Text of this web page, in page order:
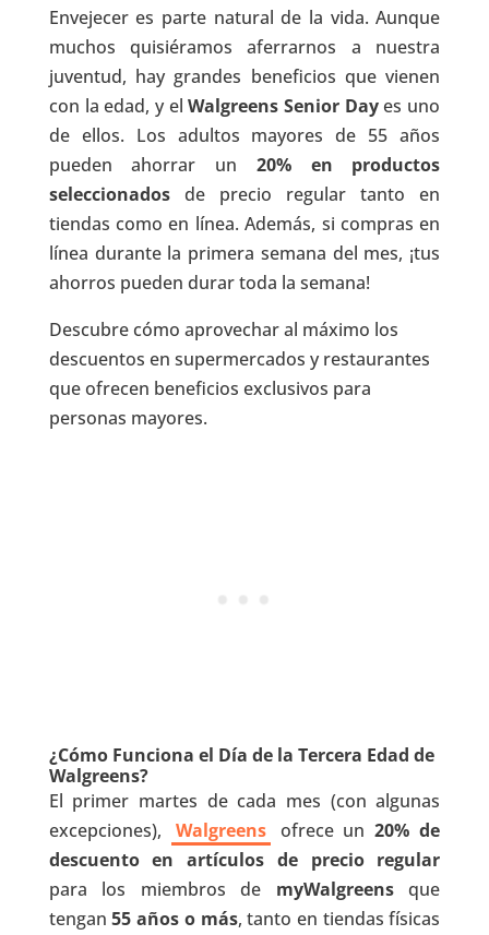
Envejecer es parte natural de la vida. Aunque
muchos quisiéramos aferrarnos a nuestra
juventud, hay grandes beneficios que vienen
con la edad, y elWalgreens Senior Dayes uno
de ellos. Los adultos mayores de 55 años
pueden ahorrar un 20% en productos
seleccionadosde precio regular tanto en
tiendas como en línea. Además, si compras en
línea durante la primera semana del mes, ¡tus
ahorros pueden durar toda la semana!
Descubre cómo aprovechar al máximo los
descuentos en supermercados y restaurantes
que ofrecen beneficios exclusivos para
personas mayores.
¿Cómo Funciona el Día de la Tercera Edad de
Walgreens?
El primer martes de cada mes (con algunas
excepciones),
Walgreens ofrece un20% de
descuento en artículos de precio regular
para los miembros de myWalgreensque
tengan55 años o más, tanto en tiendas físicas